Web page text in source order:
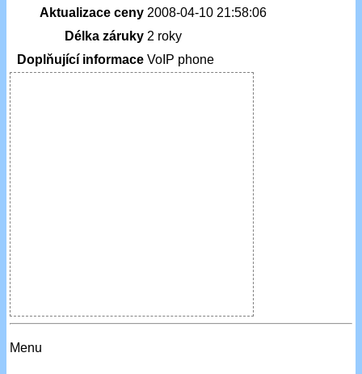
Aktualizace ceny 2008-04-10 21:58:06
Délka záruky 2 roky
Doplňující informace VoIP phone
Menu